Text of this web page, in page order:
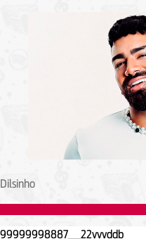
Dilsinho